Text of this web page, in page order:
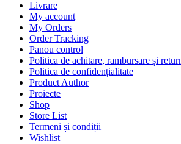
Livrare
My account
My Orders
Order Tracking
Panou control
Politica de achitare, rambursare și
Politica de confidențialitate
Product Author
Proiecte
Shop
Store List
Termeni și condiții
Wishlist